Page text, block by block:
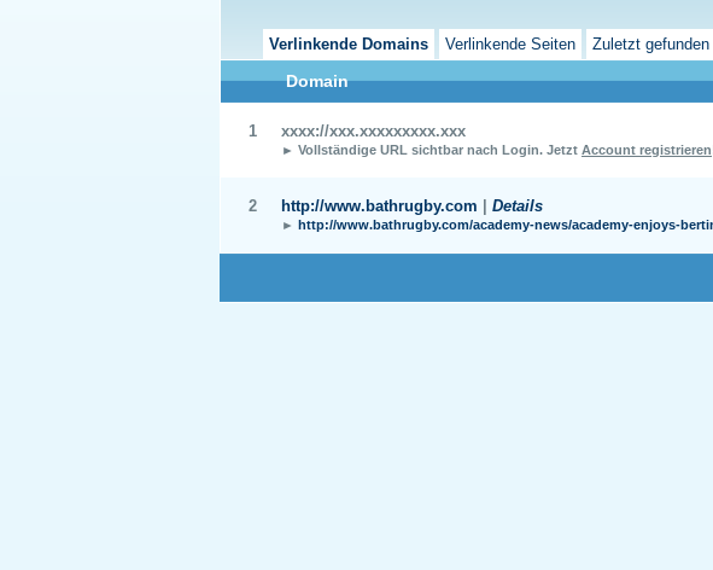
Verlinkende Domains Verlinkende Seiten Zuletzt gefunden
Domain
1 xxxx://xxx.xxxxxxxxx.xxx
► Vollständige URL sichtbar nach Login. Jetzt Account registrieren
2 http://www.bathrugby.com | Details
► http://www.bathrugby.com/academy-news/academy-enjoys-